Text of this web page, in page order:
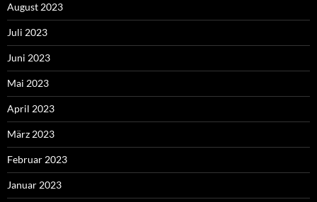
August 2023
Juli 2023
Juni 2023
Mai 2023
April 2023
März 2023
Februar 2023
Januar 2023